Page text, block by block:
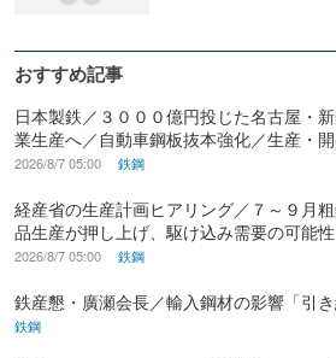
おすすめ記事
日本製鉄／３０００億円投じた名古屋・
業生産へ／自動車鋼板抜本強化／生産・
2026/8/7 05:00 鉄鋼
経産省の生産計画ヒアリング／７～９月
品生産が押し上げ、駆け込み需要の可能
2026/8/7 05:00 鉄鋼
鉄産懇・廣瀬会長／輸入鋼材の影響「引き
鉄鋼